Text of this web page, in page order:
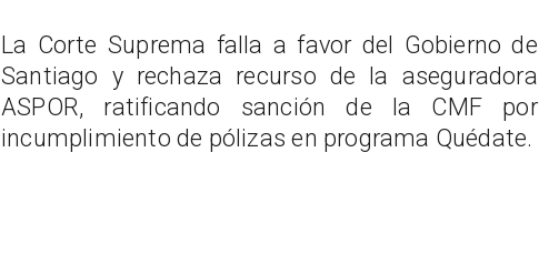
La Corte Suprema falla a favor del Gobierno de
Santiago y rechaza recurso de la aseguradora
ASPOR, ratificando sanción de la CMF por
incumplimiento de pólizas en programa Quédate.